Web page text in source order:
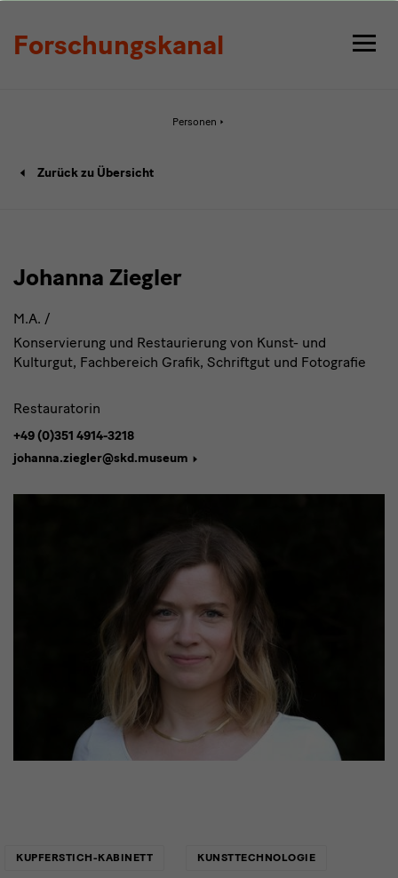
Forschungskanal
Personen
Person-
Zurück zu Übersicht
Johanna Ziegler
M.A. /
Konservierung und Restaurierung von Kunst- und
Kulturgut, Fachbereich Grafik, Schriftgut und Fotografie
Restauratorin
+49 (0)351 4914-3218
johanna.ziegler@skd.museum
KUPFERSTICH-KABINETT KUNSTTECHNOLOGIE